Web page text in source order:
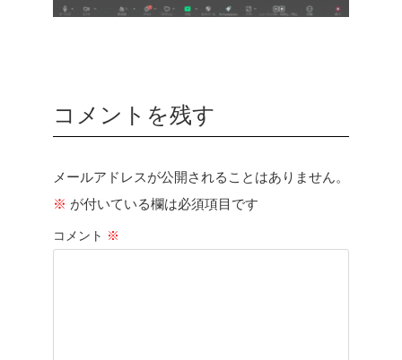
コメントを残す
メールアドレスが公開されることはありません。
※ が付いている欄は必須項目です
コメント ※